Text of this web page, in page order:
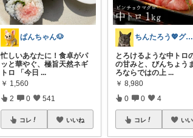
ぱんちゃん🐶
忙しいあなたに！食卓がパ
ッと華やぐ、極旨天然ネギ
トロ 「今日 ...
￥ 1,560
2 0 541
コレ いいね
ちんたろう💖グルメ猫🐈‍⬛🐾
とろけるような中トロ
の甘みと、びんちょう
ろならではの上 ...
￥ 8,980
0 0 4
コレ い